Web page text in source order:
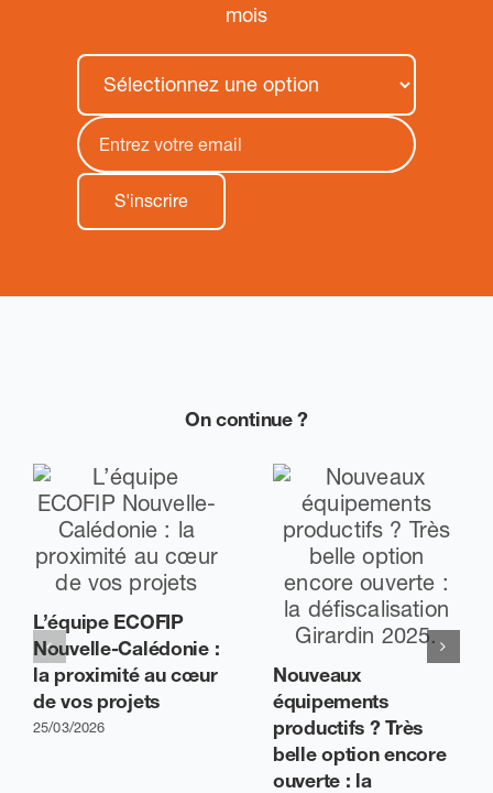
mois
On continue ?
L’équipe ECOFIP
Nouvelle-Calédonie :
la proximité au cœur
de vos projets
25/03/2026
Nouveaux
équipements
productifs ? Très
belle option encore
ouverte : la